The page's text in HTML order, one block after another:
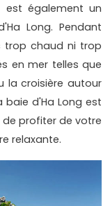
est également un
Long. Pendant
trop chaud ni trop
en mer telles que
la croisière autour
baie d'Ha Long est
profiter de votre
relaxante.